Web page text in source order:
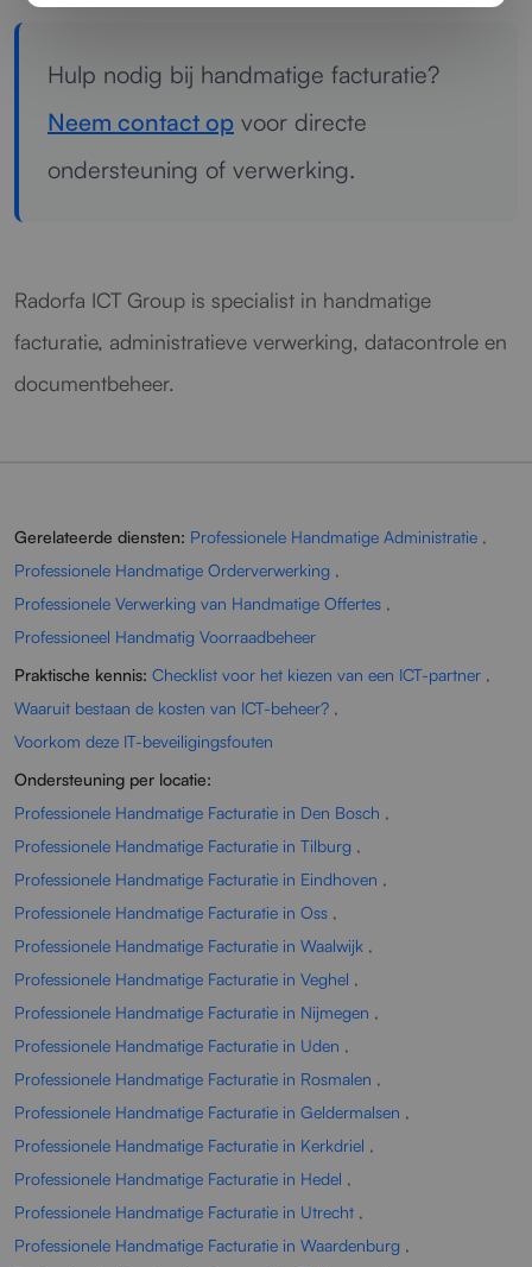
Hulp nodig bij handmatige facturatie?
Neem contact op voor directe
ondersteuning of verwerking.
Radorfa ICT Group is specialist in handmatige
facturatie, administratieve verwerking, datacontrole en
documentbeheer.
Gerelateerde diensten: Professionele Handmatige Administratie ,
Professionele Handmatige Orderverwerking ,
Professionele Verwerking van Handmatige Offertes ,
Professioneel Handmatig Voorraadbeheer
Praktische kennis: Checklist voor het kiezen van een ICT-partner ,
Waaruit bestaan de kosten van ICT-beheer? ,
Voorkom deze IT-beveiligingsfouten
Ondersteuning per locatie:
Professionele Handmatige Facturatie in Den Bosch ,
Professionele Handmatige Facturatie in Tilburg ,
Professionele Handmatige Facturatie in Eindhoven ,
Professionele Handmatige Facturatie in Oss ,
Professionele Handmatige Facturatie in Waalwijk ,
Professionele Handmatige Facturatie in Veghel ,
Professionele Handmatige Facturatie in Nijmegen ,
Professionele Handmatige Facturatie in Uden ,
Professionele Handmatige Facturatie in Rosmalen ,
Professionele Handmatige Facturatie in Geldermalsen ,
Professionele Handmatige Facturatie in Kerkdriel ,
Professionele Handmatige Facturatie in Hedel ,
Professionele Handmatige Facturatie in Utrecht ,
Professionele Handmatige Facturatie in Waardenburg ,